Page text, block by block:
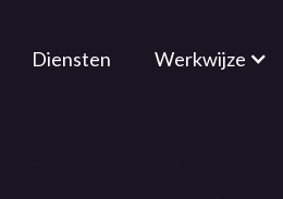
Diensten Werkwijze